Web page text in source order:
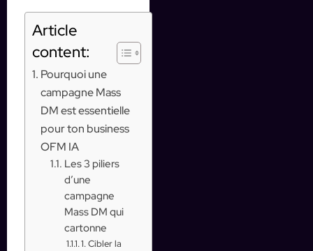
Article
content:
Pourquoi une
campagne Mass
DM est essentielle
pour ton business
OFM IA
Les 3 piliers
d’une
campagne
Mass DM qui
cartonne
1. Cibler la